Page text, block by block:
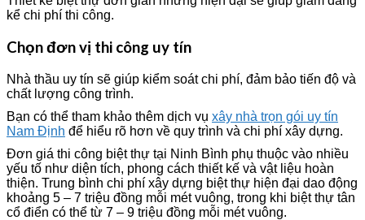
kể chi phí thi công.
Chọn đơn vị thi công uy tín
Nhà thầu uy tín sẽ giúp kiểm soát chi phí, đảm bảo tiến độ và
chất lượng công trình.
Bạn có thể tham khảo thêm dịch vụ xây nhà trọn gói uy tín
Nam Định để hiểu rõ hơn về quy trình và chi phí xây dựng.
Đơn giá thi công biệt thự tại Ninh Bình phụ thuộc vào nhiều
yếu tố như diện tích, phong cách thiết kế và vật liệu hoàn
thiện. Trung bình chi phí xây dựng biệt thự hiện đại dao động
khoảng 5 – 7 triệu đồng mỗi mét vuông, trong khi biệt thự tân
cổ điển có thể từ 7 – 9 triệu đồng mỗi mét vuông.